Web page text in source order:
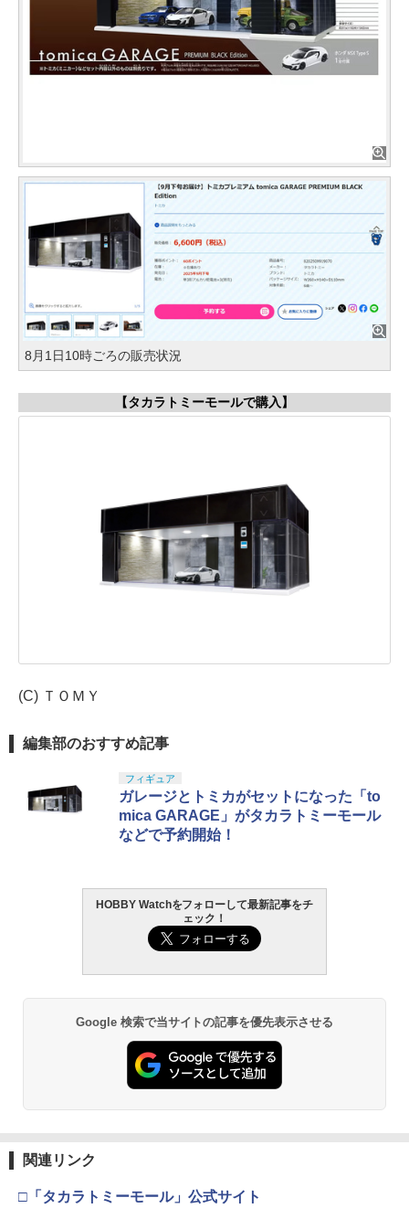
8月1日10時ごろの販売状況
【タカラトミーモールで購入】
(C) ＴＯＭＹ
編集部のおすすめ記事
フィギュア
ガレージとトミカがセットになった「to
mica GARAGE」がタカラトミーモール
などで予約開始！
HOBBY Watchをフォローして最新記事をチ
ェック！
Google 検索で当サイトの記事を優先表示させる
関連リンク
□「タカラトミーモール」公式サイト